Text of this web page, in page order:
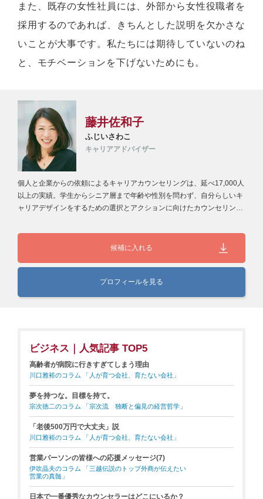
また、既存の女性社員には、外部から女性役職者を
採用するのであれば、きちんとした説明を欠かさな
いことが大事です。私たちには期待していないのね
と、モチベーションを下げないためにも。
藤井佐和子
ふじいさわこ
キャリアアドバイザー
個人と企業からの依頼によるキャリアカウンセリングは、延べ17,000人
以上の実績。学生からシニア層まで年齢や性別を問わず、自分らしいキ
ャリアデザインをするための選択とアクションに向けたカウンセリング
候補に入れる
プロフィールを見る
ビジネス｜人気記事 TOP5
高齢者が病院に行きすぎてしまう理由
川口雅裕のコラム 「人が育つ会社、育たない会社」
夢を持つな。目標を持て。
宗次徳二のコラム 「宗次流 独断と偏見の経営哲学」
「老後500万円で大丈夫」説
川口雅裕のコラム 「人が育つ会社、育たない会社」
営業パーソンの皆様への応援メッセージ(7)
伊吹晶夫のコラム 「三越伝説のトップ外商が伝えたい
営業の真髄」
日本で一番優秀なカウンセラーはどこにいるか？